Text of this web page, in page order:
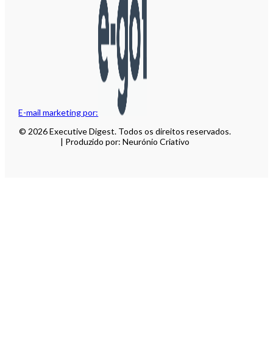
E-mail marketing por:
© 2026 Executive Digest. Todos os direitos reservados.
| Produzido por: Neurónio Criativo